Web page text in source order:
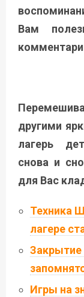
Вам
другими
лагерь
снова и
для Вас
Техника
лагере
Закрытие
Игры на